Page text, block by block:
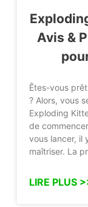
Avis &
Êtes-vous
? Alors, vous
Exploding
de
vous lancer, il
maîtriser. La
LIRE PLUS